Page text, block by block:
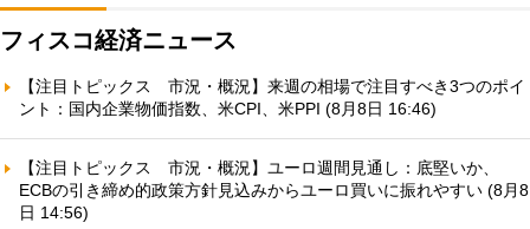
フィスコ経済ニュース
【注目トピックス 市況・概況】来週の相場で注目すべき3つのポイ
ント：国内企業物価指数、米CPI、米PPI (8月8日 16:46)
【注目トピックス 市況・概況】ユーロ週間見通し：底堅いか、
ECBの引き締め的政策方針見込みからユーロ買いに振れやすい (8月8
日 14:56)